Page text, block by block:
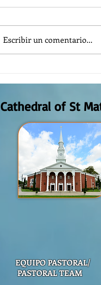
Domingo Agosto 9, 2026
Escribir un comentario...
Cathedral of St
EQUIPO PASTORAL/
PASTORAL TEAM